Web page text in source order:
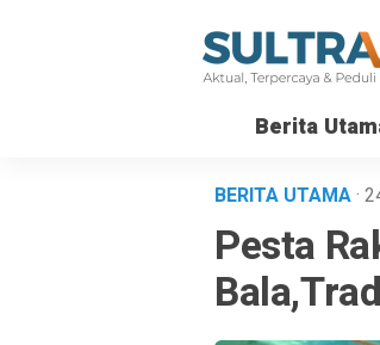
Berita
BERITA UTAMA·
Pesta